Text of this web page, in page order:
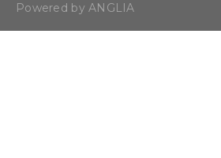
Powered by ANGLIA